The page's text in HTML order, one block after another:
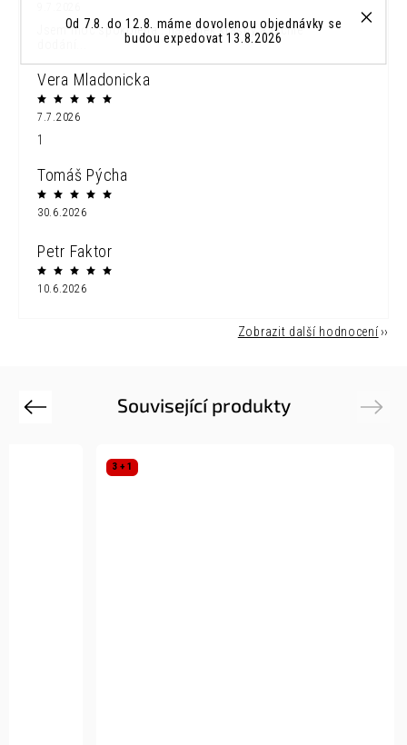
Od 7.8. do 12.8. máme dovolenou objednávky se
budou expedovat 13.8.2026
Jsem moc spokojena...náramek krásný a rychle
Vera Mladonicka
7.7.2026
1
Tomáš Pýcha
30.6.2026
Petr Faktor
10.6.2026
Zobrazit další hodnocení
Související produkty
Previous
3 + 1
Next